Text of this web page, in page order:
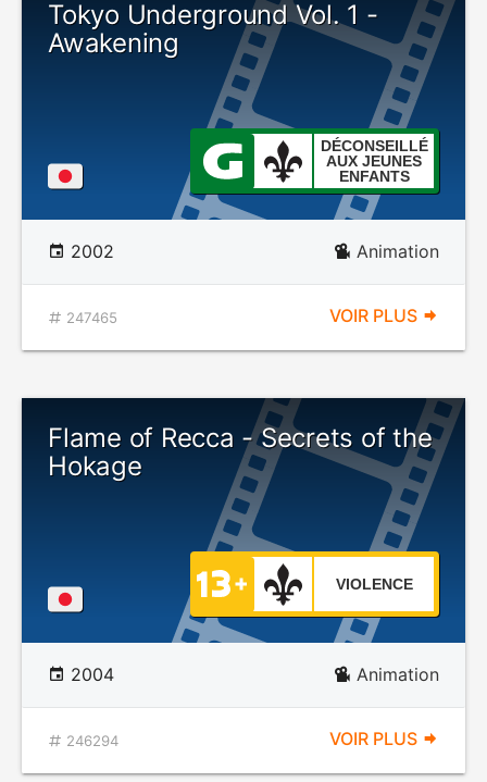
Tokyo Underground Vol. 1 -
Awakening
DÉCONSEILLÉ
AUX JEUNES
ENFANTS
2002 Animation
247465 VOIR PLUS
Flame of Recca - Secrets of the
Hokage
VIOLENCE
2004 Animation
246294 VOIR PLUS